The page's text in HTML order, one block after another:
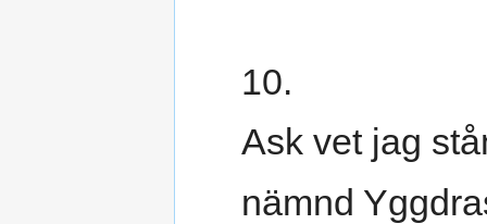
10.
Ask vet jag
nämnd